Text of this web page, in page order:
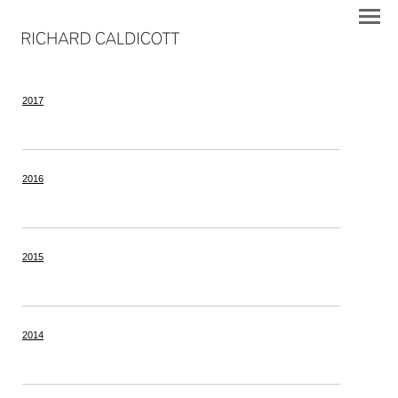
2017
2016
2015
2014